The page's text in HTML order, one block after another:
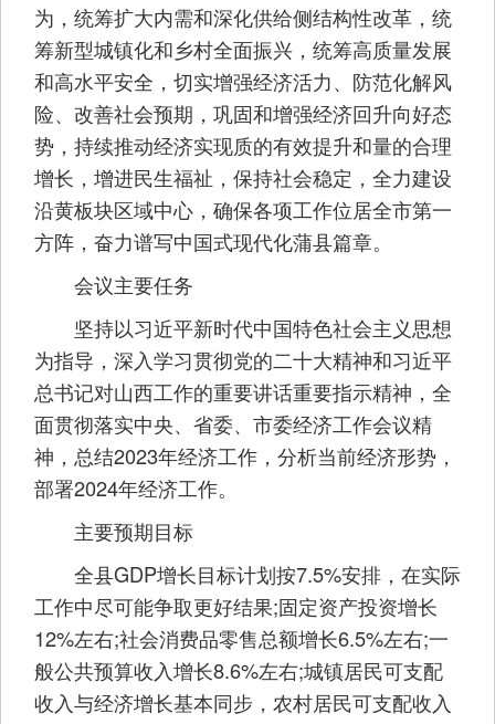
为，统筹扩大内需和深化供给侧结构性改革，统
筹新型城镇化和乡村全面振兴，统筹高质量发展
和高水平安全，切实增强经济活力、防范化解风
险、改善社会预期，巩固和增强经济回升向好态
势，持续推动经济实现质的有效提升和量的合理
增长，增进民生福祉，保持社会稳定，全力建设
沿黄板块区域中心，确保各项工作位居全市第一
方阵，奋力谱写中国式现代化蒲县篇章。
会议主要任务
坚持以习近平新时代中国特色社会主义思想
为指导，深入学习贯彻党的二十大精神和习近平
总书记对山西工作的重要讲话重要指示精神，全
面贯彻落实中央、省委、市委经济工作会议精
神，总结2023年经济工作，分析当前经济形势，
部署2024年经济工作。
主要预期目标
全县GDP增长目标计划按7.5%安排，在实际
工作中尽可能争取更好结果;固定资产投资增长
12%左右;社会消费品零售总额增长6.5%左右;一
般公共预算收入增长8.6%左右;城镇居民可支配
收入与经济增长基本同步，农村居民可支配收入